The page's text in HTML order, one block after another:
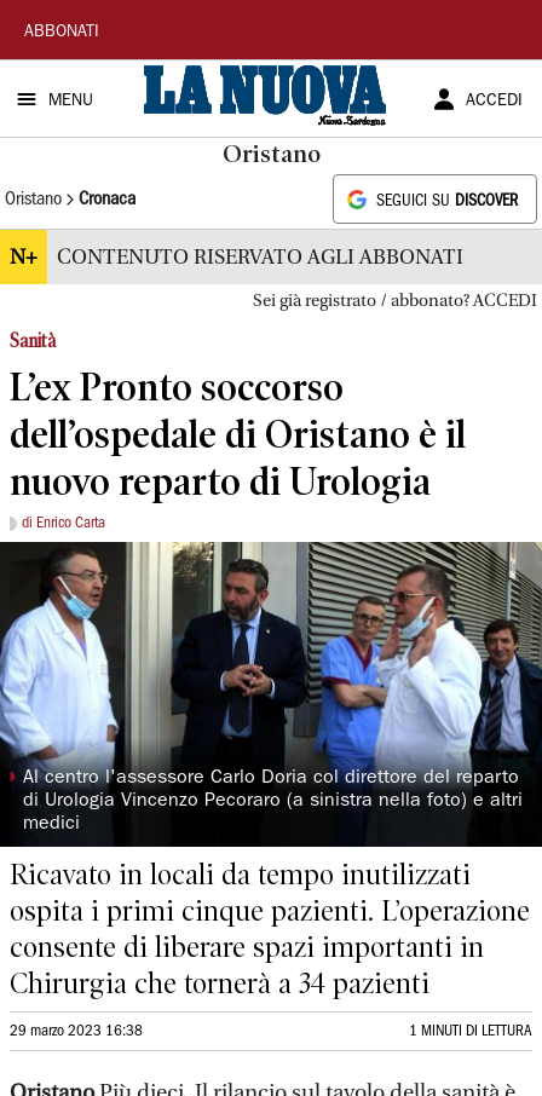
La
Nuova
Sardegna
ABBONATI
MENU ACCEDI
Oristano
Oristano Cronaca SEGUICI SU DISCOVER
N+ CONTENUTO RISERVATO AGLI ABBONATI
Sei già registrato / abbonato? ACCEDI
Sanità
L’ex Pronto soccorso
dell’ospedale di Oristano è il
nuovo reparto di Urologia
di Enrico Carta
◗ Al centro l'assessore Carlo Doria col direttore del reparto
di Urologia Vincenzo Pecoraro (a sinistra nella foto) e altri
medici
Ricavato in locali da tempo inutilizzati
ospita i primi cinque pazienti. L’operazione
consente di liberare spazi importanti in
Chirurgia che tornerà a 34 pazienti
29 marzo 2023 16:38 1 MINUTI DI LETTURA